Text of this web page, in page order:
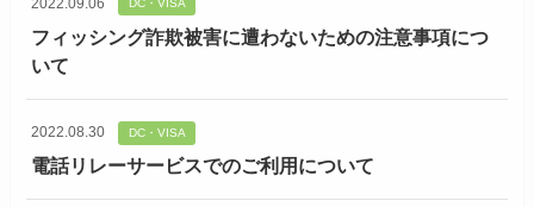
2022.09.06 DC・VISA
フィッシング詐欺被害に遭わないための注意事項につ
いて
2022.08.30 DC・VISA
電話リレーサービスでのご利用について